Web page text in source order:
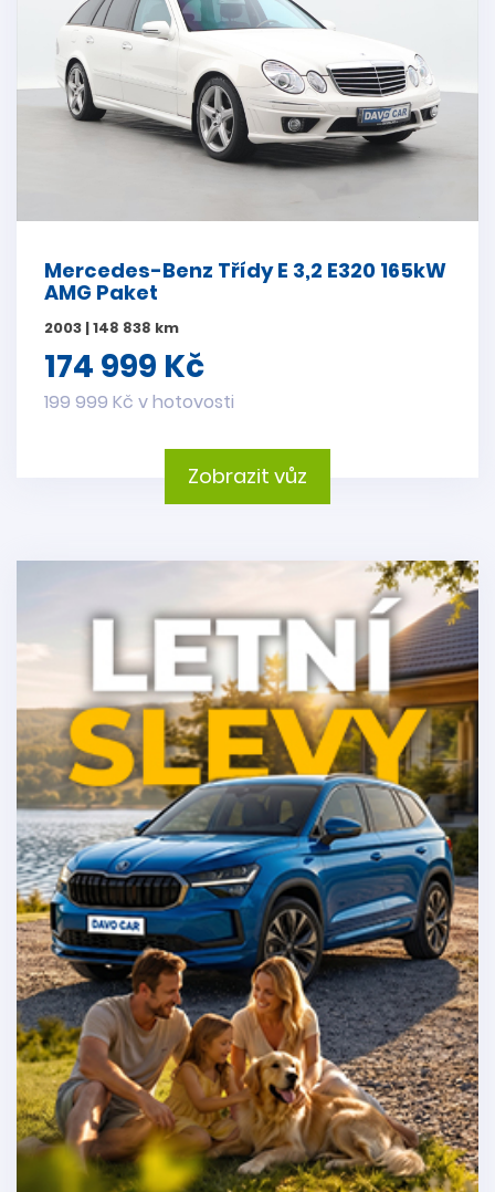
Mercedes-Benz Třídy E 3,2 E320 165kW
AMG Paket
2003 | 148 838 km
174 999 Kč
199 999 Kč v hotovosti
Zobrazit vůz